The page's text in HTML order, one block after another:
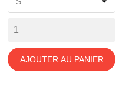
AJOUTER AU PANIER